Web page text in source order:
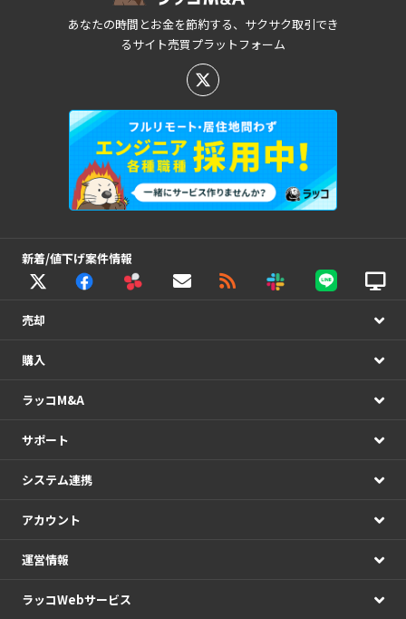
あなたの時間とお金を節約する、サクサク取引でき
るサイト売買プラットフォーム
新着/値下げ案件情報
売却
購入
ラッコM&A
サポート
システム連携
アカウント
運営情報
ラッコWebサービス